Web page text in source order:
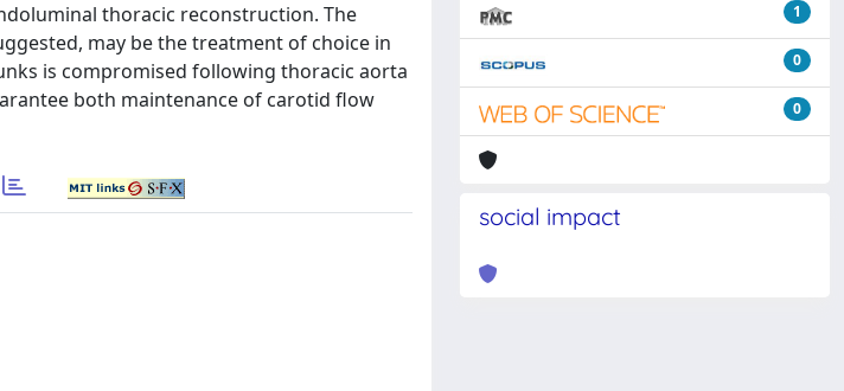
thoracic reconstruction. The
may be the treatment of choice in
is compromised following thoracic aorta
both maintenance of carotid flow
1
0
0
social impact